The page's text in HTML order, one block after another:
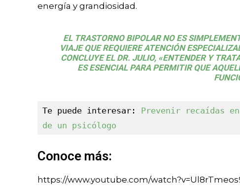
energía y grandiosidad.
EL TRASTORNO BIPOLAR NO ES
VIAJE QUE REQUIERE ATENCIÓN
CONCLUYE EL DR. JULIO, «ENTENDER Y
ES ESENCIAL PARA PERMITIR QUE
Te puede interesar: Prevenir recaídas
de un psicólogo
Conoce más:
https://www.youtube.com/